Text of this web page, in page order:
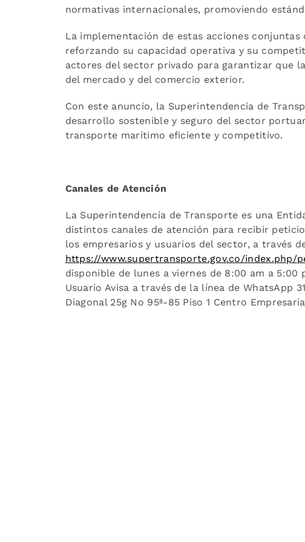
normativas internacionales, promoviendo
La implementación de estas acciones
reforzando su capacidad operativa y su
actores del sector privado para garantizar que
del mercado y del comercio exterior.
Con este anuncio, la Superintendencia de
desarrollo sostenible y seguro del sector
transporte marítimo eficiente y competitivo.
Canales de Atención
La Superintendencia de Transporte es una
distintos canales de atención para recibir
los empresarios y usuarios del sector, a través
https://www.supertransporte.gov.co/index.php/
disponible de lunes a viernes de 8:00 am a 5:00
Usuario Avisa a través de la línea de WhatsApp
Diagonal 25g No 95ª-85 Piso 1 Centro